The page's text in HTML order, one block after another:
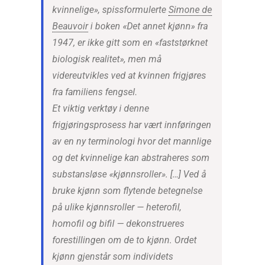
kvinnelige», spissformulerte Simone de
Beauvoiri boken «Det annet kjønn» fra
1947, er ikke gitt som en «faststørknet
biologisk realitet», men må
videreutvikles ved at kvinnen frigjøres
fra familiens fengsel.
Et viktig verktøy i denne
frigjøringsprosess har vært innføringen
av en ny terminologi hvor det mannlige
og det kvinnelige kan abstraheres som
substansløse «kjønnsroller». […] Ved å
bruke kjønn som flytende betegnelse
på ulike kjønnsroller — heterofil,
homofil og bifil — dekonstrueres
forestillingen om de to kjønn. Ordet
kjønn gjenstår som individets